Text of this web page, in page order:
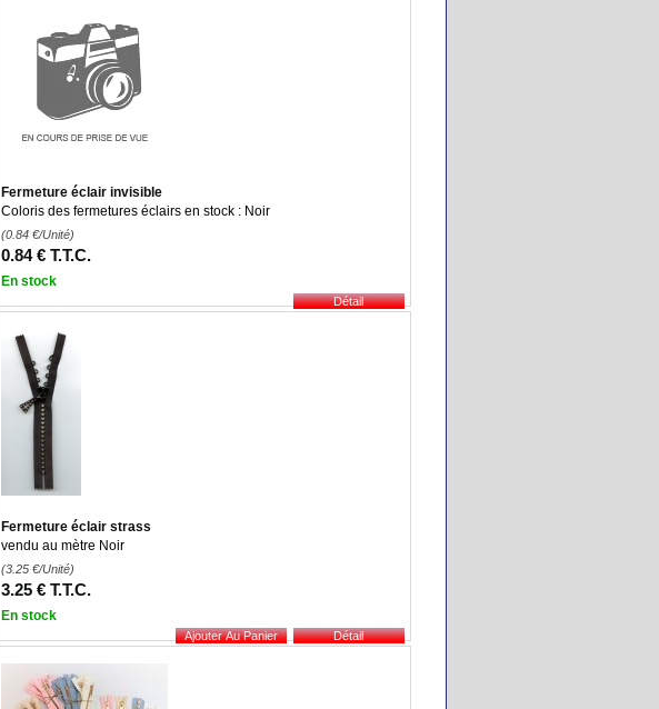
Fermeture éclair invisible
Coloris des fermetures éclairs en stock : Noir
(0.84€/Unité)
0.84 € T.T.C.
En stock
Fermeture éclair strass
vendu au mètre Noir
(3.25€/Unité)
3.25 € T.T.C.
En stock